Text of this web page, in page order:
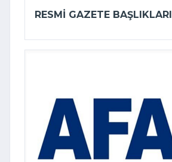
RESMI GAZETE BAŞLIKLARI